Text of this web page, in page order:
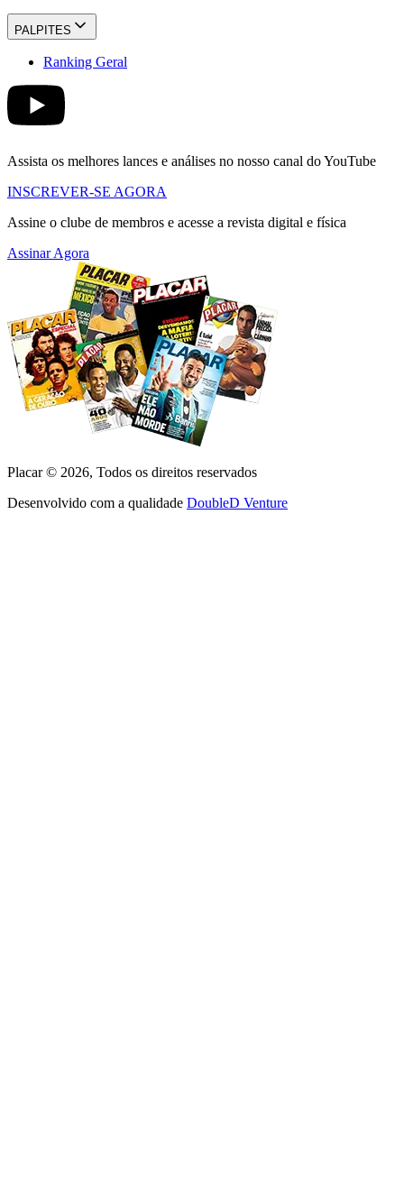
PALPITES
Ranking Geral
Assista os melhores lances e análises no nosso canal do YouTube
INSCREVER-SE AGORA
Assine o clube de membros e acesse a revista digital e física
Assinar Agora
Placar © 2026, Todos os direitos reservados
Desenvolvido com a qualidade DoubleD Venture